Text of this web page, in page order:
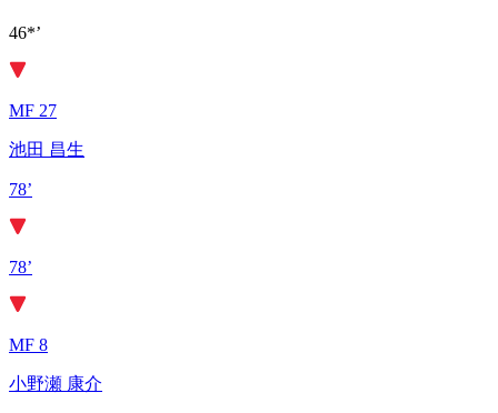
46*’
MF 27
池田 昌生
78’
78’
MF 8
小野瀬 康介